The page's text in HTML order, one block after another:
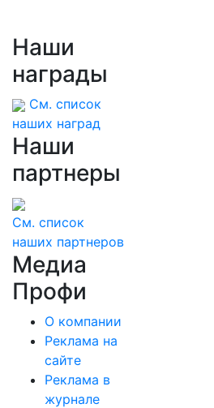
Наши
награды
См. список
наших наград
Наши
партнеры
См. список
наших партнеров
Медиа
Профи
О компании
Реклама на
сайте
Реклама в
журнале